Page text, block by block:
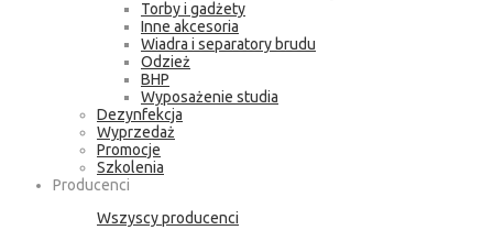
Torby i gadżety
Inne akcesoria
Wiadra i separatory brudu
Odzież
BHP
Wyposażenie studia
Dezynfekcja
Wyprzedaż
Promocje
Szkolenia
Producenci
Wszyscy producenci